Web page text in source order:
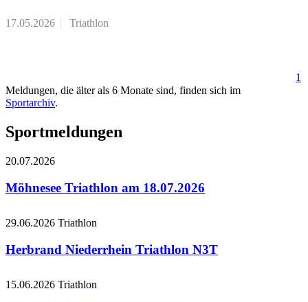
17.05.2026 Triathlon
1
Meldungen, die älter als 6 Monate sind, finden sich im
Sportarchiv.
Sportmeldungen
20.07.2026
Möhnesee Triathlon am 18.07.2026
29.06.2026 Triathlon
Herbrand Niederrhein Triathlon N3T
15.06.2026 Triathlon